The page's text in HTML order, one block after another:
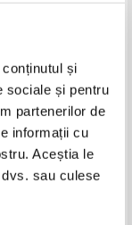
și
sociale și pentru
partenerilor de
informații cu
Aceștia le
sau culese
- Banco,